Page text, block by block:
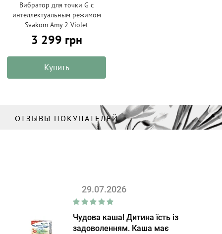
Вибратор для точки G с
интеллектуальным режимом
Svakom Amy 2 Violet
3 299 грн
Купить
ОТЗЫВЫ ПОКУПАТЕЛЕЙ
29.07.2026
Чудова каша! Дитина їсть із
задоволенням. Каша має